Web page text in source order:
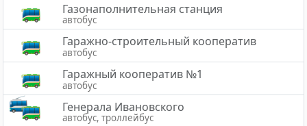
Газонаполнительная станция
автобус
Гаражно-строительный кооператив
автобус
Гаражный кооператив №1
автобус
Генерала Ивановского
автобус, троллейбус